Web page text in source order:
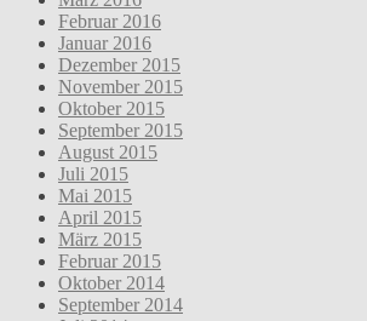
Februar 2016
Januar 2016
Dezember 2015
November 2015
Oktober 2015
September 2015
August 2015
Juli 2015
Mai 2015
April 2015
März 2015
Februar 2015
Oktober 2014
September 2014